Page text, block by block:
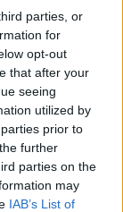
parties, or
for
opt-out
that after your
seeing
utilized by
prior to
further
parties on the
may
IAB’s List of
a